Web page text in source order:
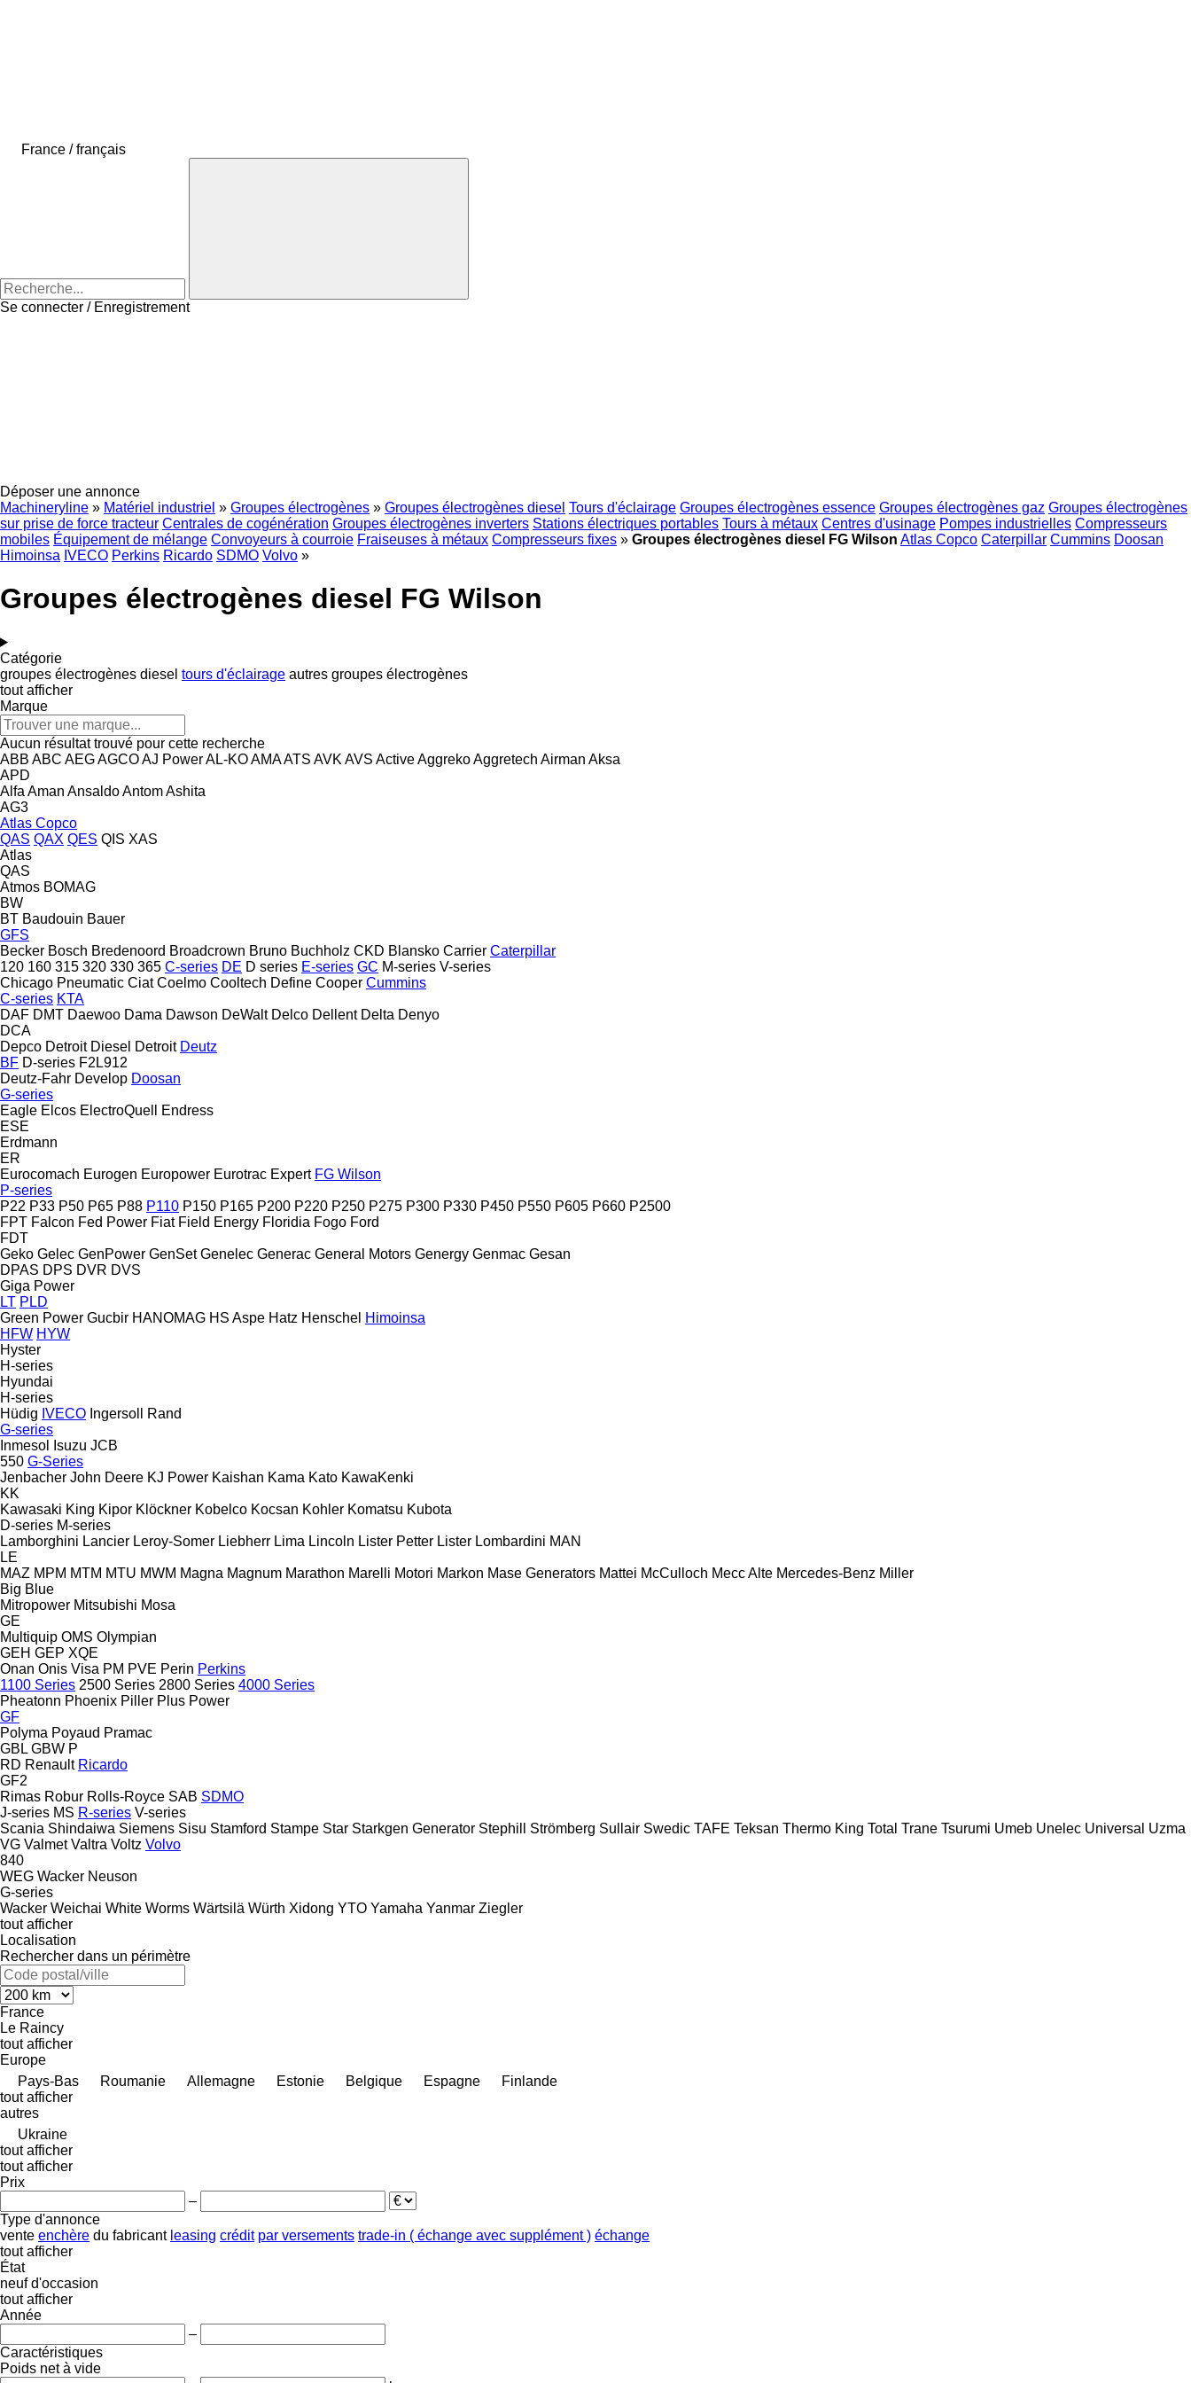
France / français
Se connecter / Enregistrement
Déposer une annonce
Machineryline » Matériel industriel » Groupes électrogènes » Groupes électrogènes diesel Tours d'éclairage Groupes électrogènes essence Groupes électrogènes gaz Groupes électrogènes
sur prise de force tracteur Centrales de cogénération Groupes électrogènes inverters Stations électriques portables Tours à métaux Centres d'usinage Pompes industrielles Compresseurs
mobiles Équipement de mélange Convoyeurs à courroie Fraiseuses à métaux Compresseurs fixes » Groupes électrogènes diesel FG Wilson Atlas Copco Caterpillar Cummins Doosan
Himoinsa IVECO Perkins Ricardo SDMO Volvo »
Groupes électrogènes diesel FG Wilson
Catégorie
groupes électrogènes diesel tours d'éclairage autres groupes électrogènes
tout afficher
Marque
Aucun résultat trouvé pour cette recherche
ABB ABC AEGAGCOAJ PowerAL-KOAMAATS AVK AVS ActiveAggrekoAggretech Airman Aksa
APD
Alfa Aman AnsaldoAntomAshita
AG3
Atlas Copco
QAS QAX QES QIS XAS
Atlas
QAS
Atmos BOMAG
BW
BT Baudouin Bauer
GFS
Becker Bosch Bredenoord Broadcrown Bruno Buchholz CKD Blansko Carrier Caterpillar
120 160 315 320 330 365 C-series DE D series E-series GC M-series V-series
Chicago Pneumatic Ciat Coelmo Cooltech Define Cooper Cummins
C-series KTA
DAF DMT Daewoo Dama Dawson DeWalt Delco Dellent Delta Denyo
DCA
Depco Detroit Diesel Detroit Deutz
BF D-series F2L912
Deutz-Fahr Develop Doosan
G-series
Eagle Elcos ElectroQuell
Endress
ESE
Erdmann
ER
Eurocomach Eurogen Europower Eurotrac Expert FG Wilson
P-series
P22 P33 P50 P65 P88 P110 P150 P165 P200 P220 P250 P275 P300 P330 P450 P550 P605 P660 P2500
FPT Falcon Fed Power Fiat Field Energy Floridia Fogo Ford
FDT
Geko Gelec GenPower GenSet Genelec Generac General Motors Genergy Genmac Gesan
DPAS DPS DVR DVS
Giga Power
LT PLD
Green Power Gucbir HANOMAG HS Aspe Hatz Henschel Himoinsa
HFW HYW
Hyster
H-series
Hyundai
H-series
Hüdig IVECO Ingersoll Rand
G-series
Inmesol
Isuzu JCB
550 G-Series
Jenbacher John Deere KJ Power Kaishan Kama Kato KawaKenki
KK
Kawasaki King Kipor Klöckner Kobelco Kocsan Kohler Komatsu Kubota
D-series M-series
Lamborghini Lancier Leroy-Somer Liebherr Lima Lincoln Lister Petter Lister Lombardini MAN
LE
MAZ MPM MTM MTU MWM Magna Magnum Marathon Marelli Motori Markon Mase Generators Mattei McCulloch Mecc Alte Mercedes-Benz Miller
Big Blue
Mitropower Mitsubishi Mosa
GE
Multiquip OMS Olympian
GEH GEP XQE
Onan Onis Visa PM PVE Perin Perkins
1100 Series 2500 Series 2800 Series 4000 Series
Pheatonn Phoenix Piller Plus Power
GF
Polyma Poyaud Pramac
GBL GBW P
RD Renault Ricardo
GF2
Rimas Robur Rolls-Royce SAB SDMO
J-series MS R-series V-series
Scania Shindaiwa Siemens Sisu Stamford Stampe Star Starkgen Generator Stephill Strömberg Sullair Swedic TAFE Teksan Thermo King Total Trane Tsurumi Umeb Unelec Universal Uzma
VG Valmet Valtra Voltz Volvo
840
WEG Wacker Neuson
G-series
Wacker Weichai White Worms Wärtsilä Würth Xidong YTO Yamaha Yanmar Ziegler
tout afficher
Localisation
Rechercher dans un périmètre
France
Le Raincy
tout afficher
Europe
Pays-Bas
Roumanie Allemagne Estonie Belgique Espagne
Finlande
tout afficher
autres
Ukraine
tout afficher
tout afficher
Prix
–
Type d'annonce
vente enchère du fabricant leasing crédit par versements trade-in ( échange avec supplément ) échange
tout afficher
État
neuf d'occasion
tout afficher
Année
–
Caractéristiques
Poids net à vide